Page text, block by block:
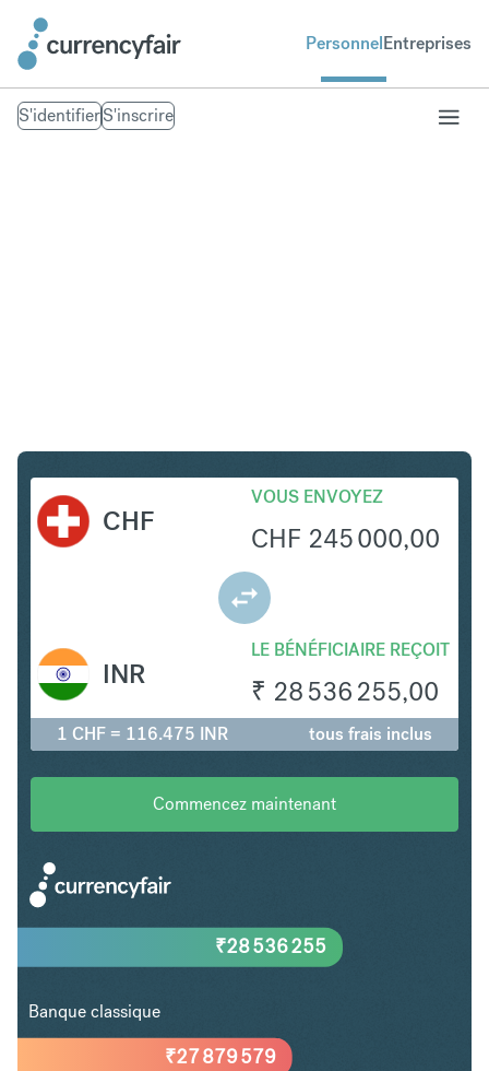
PersonnelEntreprises
S'identifierS'inscrire
CHF
VOUS ENVOYEZ
CHF 245 000,00
LE BÉNÉFICIAIRE REÇOIT
₹ 28 536 255,00
INR
1 CHF = 116.475 INR tous frais inclus
Commencez maintenant
₹27 879 579
₹28 536 255
Banque classique